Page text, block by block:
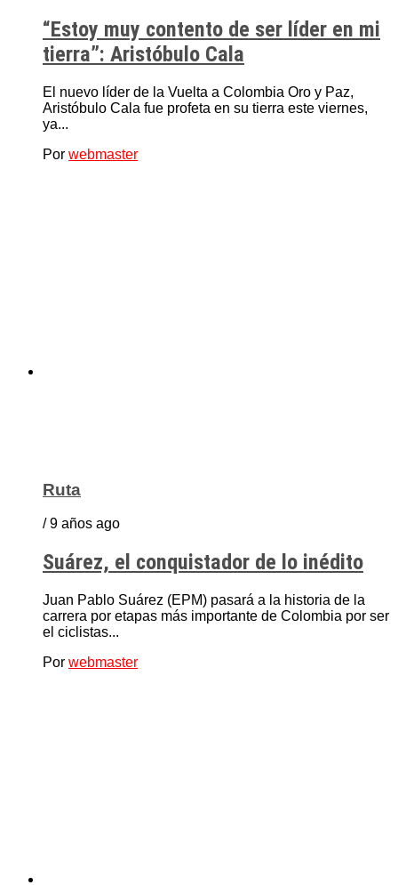
“Estoy muy contento de ser líder en mi
tierra”: Aristóbulo Cala
El nuevo líder de la Vuelta a Colombia Oro y Paz,
Aristóbulo Cala fue profeta en su tierra este viernes,
ya...
Por webmaster
Ruta
/ 9 años ago
Suárez, el conquistador de lo inédito
Juan Pablo Suárez (EPM) pasará a la historia de la
carrera por etapas más importante de Colombia por ser
el ciclistas...
Por webmaster